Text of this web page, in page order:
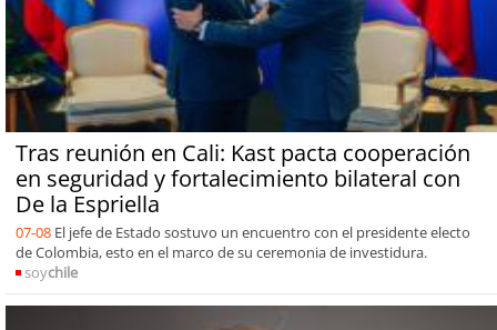
Tras reunión en Cali: Kast pacta cooperación
en seguridad y fortalecimiento bilateral con
De la Espriella
07-08 El jefe de Estado sostuvo un encuentro con el presidente electo
de Colombia, esto en el marco de su ceremonia de investidura.
soychile